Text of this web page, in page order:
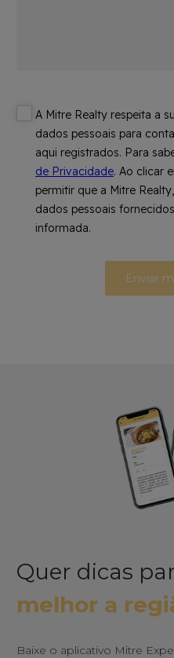
A Mitre Realty respeita a
dados pessoais para
aqui registrados. Para
de Privacidade. Ao clicar
permitir que a Mitre
dados pessoais
informada.
Enviar
Quer dicas
melhor a
Baixe o aplicativo Mitre